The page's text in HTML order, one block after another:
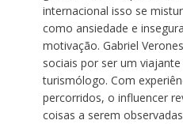
internacional isso se
como ansiedade e
motivação. Gabriel
sociais por ser um
turismólogo. Com
percorridos, o influencer
coisas a serem